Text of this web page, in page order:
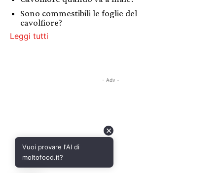
Sono commestibili le foglie del
cavolfiore?
Leggi tutti
- Adv -
✕
Vuoi provare l'AI di
moltofood.it?